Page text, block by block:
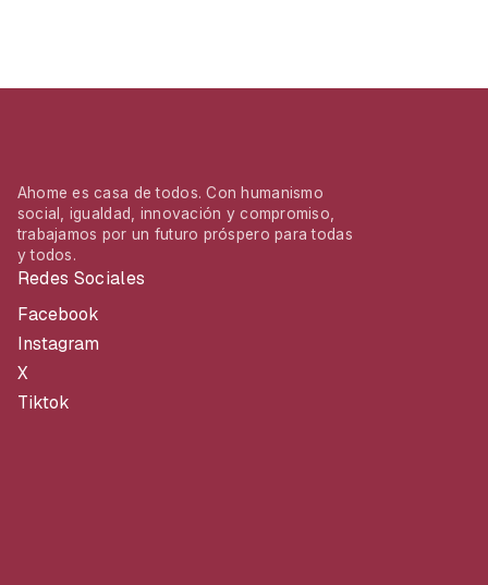
Ahome es casa de todos. Con humanismo
social, igualdad, innovación y compromiso,
trabajamos por un futuro próspero para todas
y todos.
Redes Sociales
Facebook
Instagram
X
Tiktok